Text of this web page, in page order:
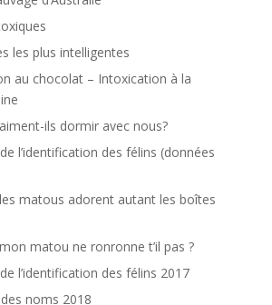
les plus intelligentes
au chocolat – Intoxication à la
ils dormir avec nous?
l’identification des félins (données
matous adorent autant les boîtes
matou ne ronronne t’il pas ?
l’identification des félins 2017
noms 2018